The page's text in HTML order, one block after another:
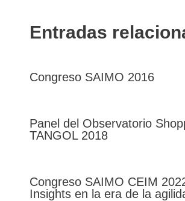
Entradas
Congreso SAIMO 2016
Panel del Observatorio
TANGOL 2018
Congreso SAIMO CEIM
Insights en la era de la